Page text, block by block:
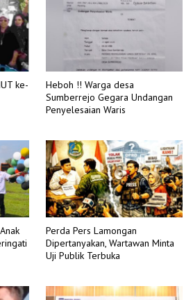
ke-
Heboh !! Warga desa
Sumberrejo Gegara Undangan
Penyelesaian Waris
Perda Pers Lamongan
Dipertanyakan, Wartawan Minta
Uji Publik Terbuka